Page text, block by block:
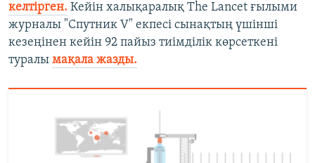
келтірген. Кейін халықаралық The Lancet ғылыми
журналы "Спутник V" екпесі сынақтың үшінші
кезеңінен кейін 92 пайыз тиімділік көрсеткені
туралы мақала жазды.